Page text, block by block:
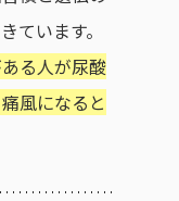
ています。
る人が尿酸
風になると